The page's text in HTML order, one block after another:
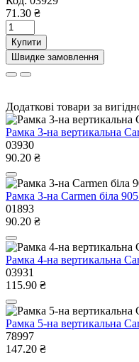
71.30 ₴
Купити
Швидке замовлення
Додаткові товари за
Рамка 3-на вертикальна
03930
90.20 ₴
Рамка 3-на Carmen біла
01893
90.20 ₴
Рамка 4-на вертикальна
03931
115.90 ₴
Рамка 5-на вертикальна
78997
147.20 ₴